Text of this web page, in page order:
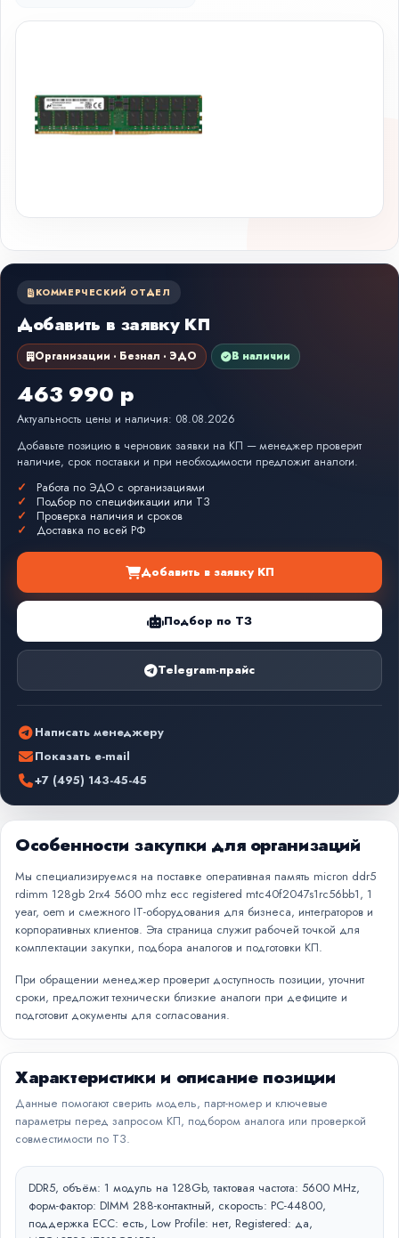
КОММЕРЧЕСКИЙ ОТДЕЛ
Добавить в заявку КП
Организации · Безнал · ЭДО В наличии
463 990 р
Актуальность цены и наличия: 08.08.2026
Добавьте позицию в черновик заявки на КП — менеджер проверит
наличие, срок поставки и при необходимости предложит аналоги.
Работа по ЭДО с организациями
Подбор по спецификации или ТЗ
Проверка наличия и сроков
Доставка по всей РФ
Добавить в заявку КП
Подбор по ТЗ
Telegram-прайс
Написать менеджеру
Показать e-mail
+7 (495) 143-45-45
Особенности закупки для организаций
Мы специализируемся на поставке оперативная память micron ddr5
rdimm 128gb 2rx4 5600 mhz ecc registered mtc40f2047s1rc56bb1, 1
year, oem и смежного IT-оборудования для бизнеса, интеграторов и
корпоративных клиентов. Эта страница служит рабочей точкой для
комплектации закупки, подбора аналогов и подготовки КП.
При обращении менеджер проверит доступность позиции, уточнит
сроки, предложит технически близкие аналоги при дефиците и
подготовит документы для согласования.
Характеристики и описание позиции
Данные помогают сверить модель, парт-номер и ключевые
параметры перед запросом КП, подбором аналога или проверкой
совместимости по ТЗ.
DDR5, объём: 1 модуль на 128Gb, тактовая частота: 5600 MHz,
форм-фактор: DIMM 288-контактный, скорость: PC-44800,
поддержка ECC: есть, Low Profile: нет, Registered: да,